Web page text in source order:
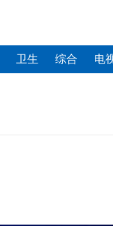
卫生 综合 电